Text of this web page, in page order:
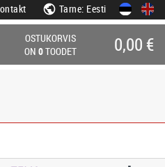
Tarne: Eesti
OSTUKORVIS
ON 0TOODET 0,00 €